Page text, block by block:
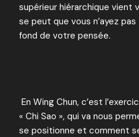
supérieur hiérarchique vient
se peut que vous n’ayez
fond de votre pensée.
En Wing Chun, c’est
« Chi Sao », qui va nous
se positionne et comment